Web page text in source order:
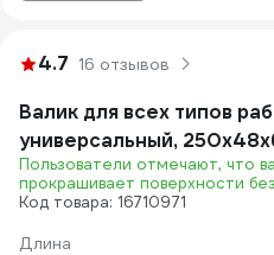
4.7 16 отзывов
Валик для всех типов
универсальный,
Пользователи отмечают, что
прокрашивает поверхности
Код товара: 16710971
Длина